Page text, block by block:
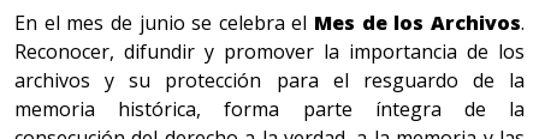
En el mes de junio se celebra el Mes de los Archivos.
Reconocer, difundir y promover la importancia de los
archivos y su protección para el resguardo de la
memoria histórica, forma parte íntegra de la